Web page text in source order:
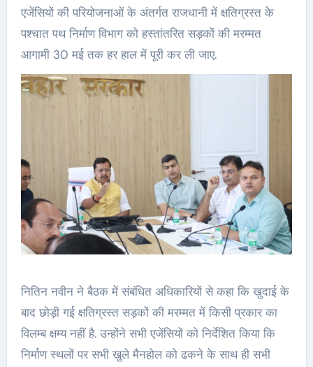
एजेंसियों की परियोजनाओं के अंतर्गत राजधानी में क्षतिग्रस्त के
पश्‍चात पथ निर्माण विभाग को हस्तांतरित सड़कों की मरम्मत
आगामी 30 मई तक हर हाल में पूरी कर ली जाए.
नितिन नवीन ने बैठक में संबंधित अधिकारियों से कहा कि खुदाई के
बाद छोड़ी गई क्षतिग्रस्त सड़कों की मरम्मत में किसी प्रकार का
विलम्‍ब क्षम्‍य नहीं है. उन्होंने सभी एजेंसियों को निर्देशित किया कि
निर्माण स्थलों पर सभी खुले मैनहोल को ढकने के साथ ही सभी